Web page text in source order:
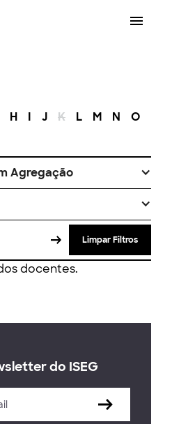
H I J K L M N O
Agregação
Limpar Filtros
docentes.
do ISEG